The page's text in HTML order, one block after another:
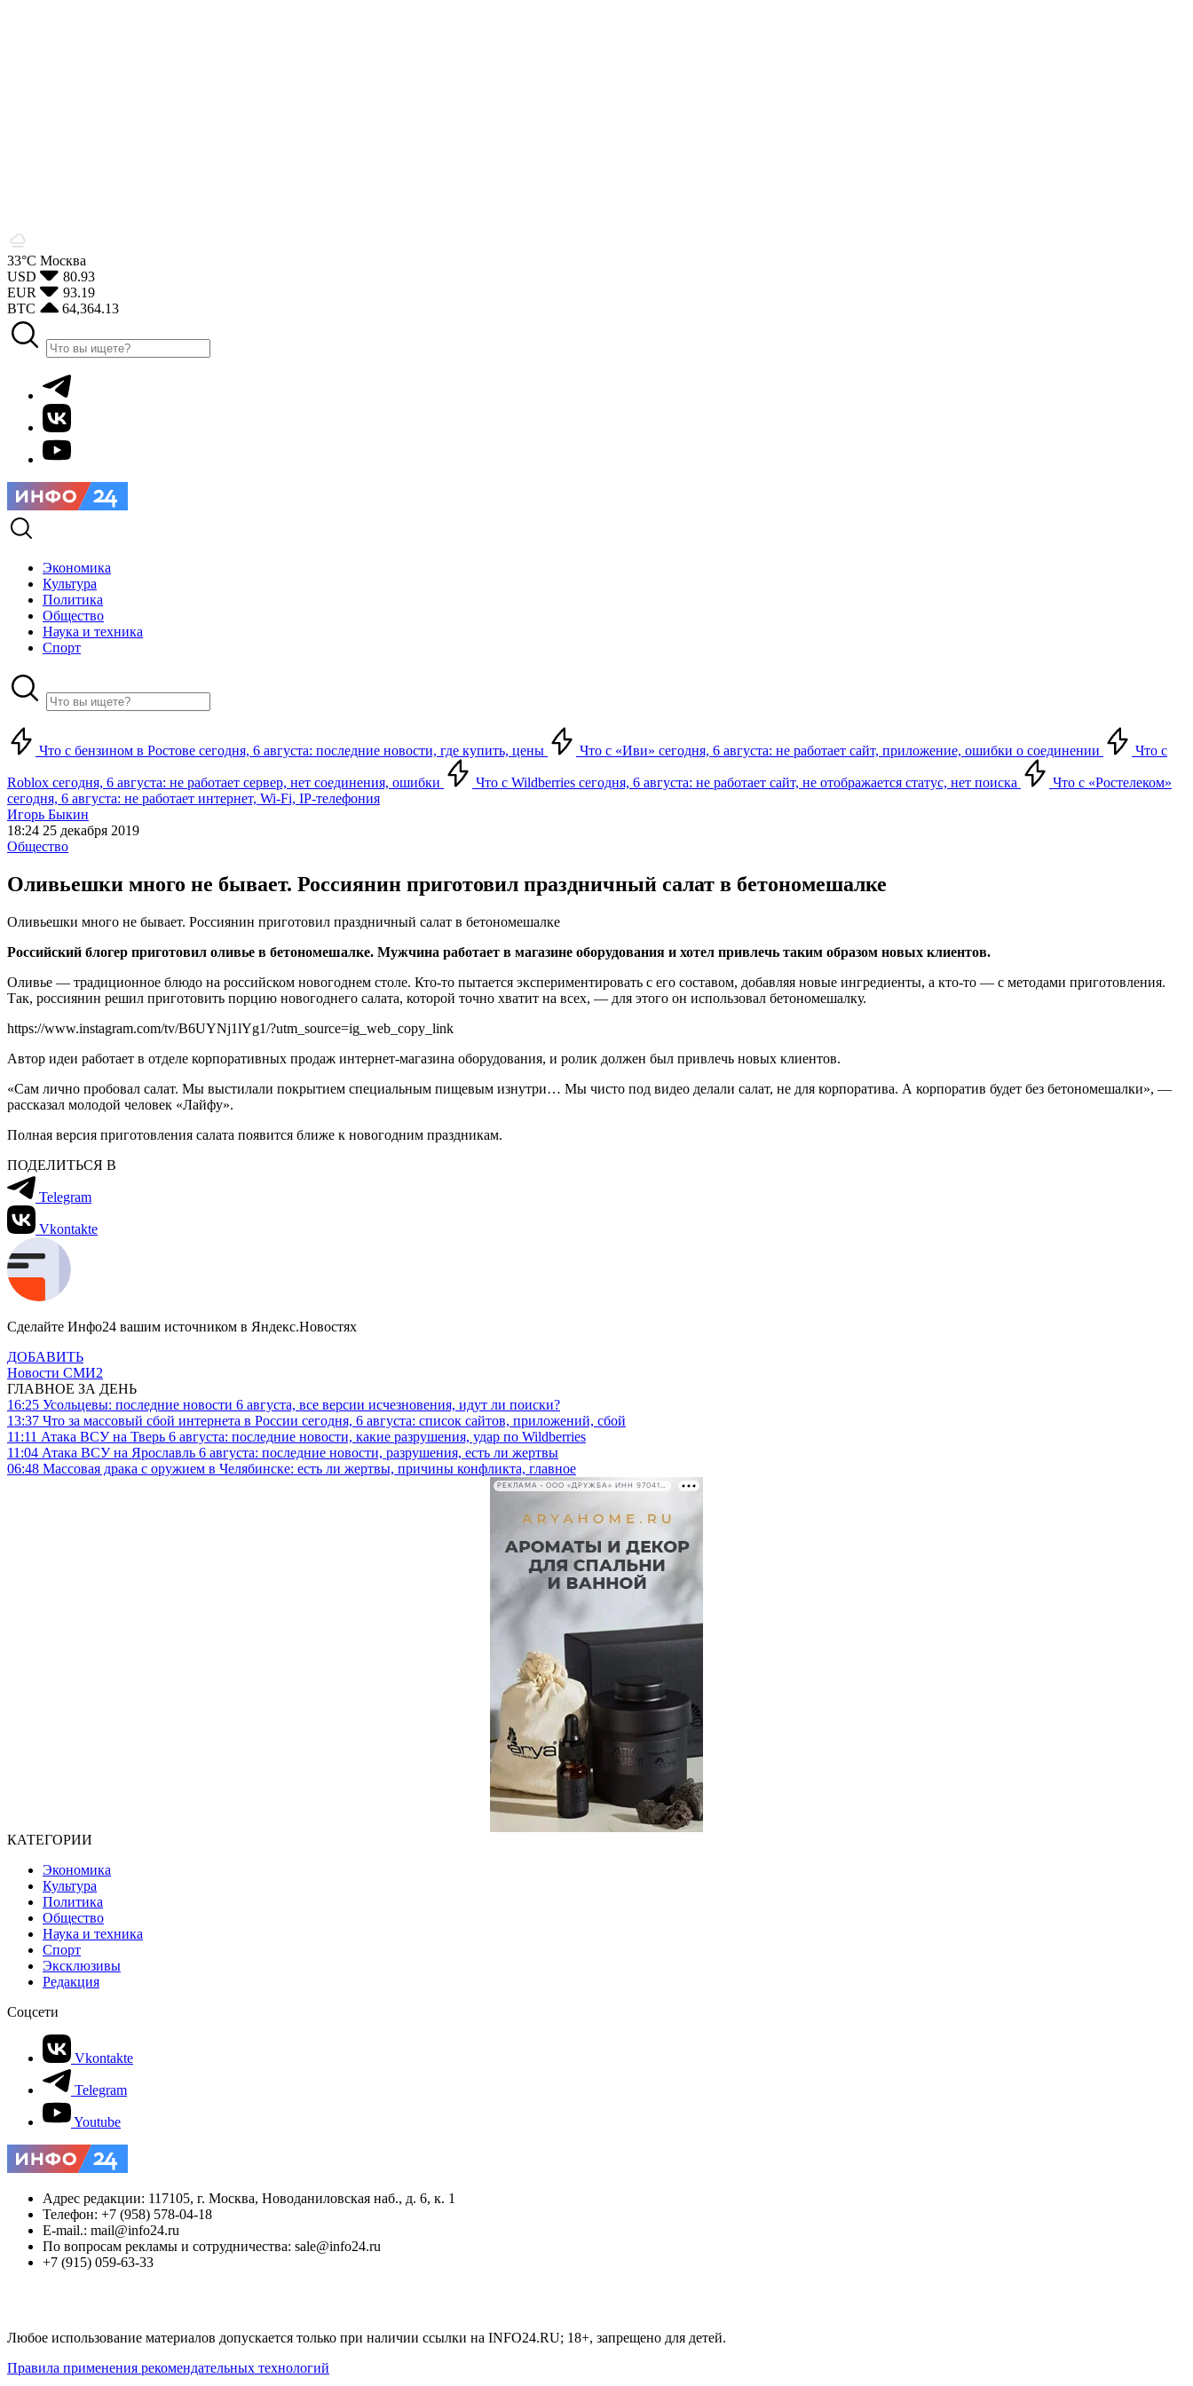
33°С Москва
USD
80.93
EUR
93.19
BTC
64,364.13
Экономика
Культура
Политика
Общество
Наука и техника
Спорт
Что с бензином в Ростове сегодня, 6 августа: последние новости, где купить, цены Что с «Иви» сегодня, 6 августа: не работает сайт, приложение, ошибки о соединении Что с
Roblox сегодня, 6 августа: не работает сервер, нет соединения, ошибки Что с Wildberries сегодня, 6 августа: не работает сайт, не отображается статус, нет поиска
Что с «Ростелеком»
сегодня, 6 августа: не работает интернет, Wi-Fi, IP-телефония
Игорь Быкин
18:24 25 декабря 2019
Общество
Оливьешки много не бывает. Россиянин приготовил праздничный салат в бетономешалке
Оливьешки много не бывает. Россиянин приготовил праздничный салат в бетономешалке
Российский блогер приготовил оливье в бетономешалке. Мужчина работает в магазине оборудования и хотел привлечь таким образом новых клиентов.
Оливье — традиционное блюдо на российском новогоднем столе. Кто-то пытается экспериментировать с его составом, добавляя новые ингредиенты, а кто-то — с методами приготовления.
Так, россиянин решил приготовить порцию новогоднего салата, которой точно хватит на всех, — для этого он использовал бетономешалку.
https://www.instagram.com/tv/B6UYNj1lYg1/?utm_source=ig_web_copy_link
Автор идеи работает в отделе корпоративных продаж интернет-магазина оборудования, и ролик должен был привлечь новых клиентов.
«Сам лично пробовал салат. Мы выстилали покрытием специальным пищевым изнутри… Мы чисто под видео делали салат, не для корпоратива. А корпоратив будет без бетономешалки», —
рассказал молодой человек «Лайфу».
Полная версия приготовления салата появится ближе к новогодним праздникам.
ПОДЕЛИТЬСЯ В
Telegram
Vkontakte
Сделайте Инфо24 вашим источником в Яндекс.Новостях
ДОБАВИТЬ
Новости СМИ2
ГЛАВНОЕ ЗА ДЕНЬ
16:25 Усольцевы: последние новости 6 августа, все версии исчезновения, идут ли поиски?
13:37 Что за массовый сбой интернета в России сегодня, 6 августа: список сайтов, приложений, сбой
11:11 Атака ВСУ на Тверь 6 августа: последние новости, какие разрушения, удар по Wildberries
11:04 Атака ВСУ на Ярославль 6 августа: последние новости, разрушения, есть ли жертвы
06:48 Массовая драка с оружием в Челябинске: есть ли жертвы, причины конфликта, главное
РЕКЛАМА • ООО «ДРУЖБА» ИНН 9704146411
КАТЕГОРИИ
Экономика
Культура
Политика
Общество
Наука и техника
Спорт
Эксклюзивы
Редакция
Соцсети
Vkontakte
Telegram
Youtube
Адрес редакции: 117105, г. Москва, Новоданиловская наб., д. 6, к. 1
Телефон: +7 (958) 578-04-18
E-mail.: mail@info24.ru
По вопросам рекламы и сотрудничества: sale@info24.ru
+7 (915) 059-63-33
Любое использование материалов допускается только при наличии ссылки на INFO24.RU; 18+, запрещено для детей.
Правила применения рекомендательных технологий